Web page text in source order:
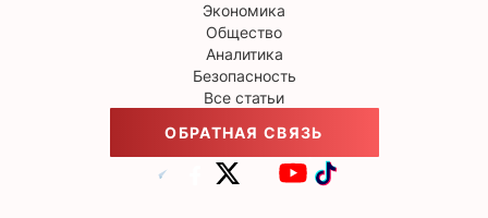
Экономика
Общество
Аналитика
Безопасность
Все статьи
ОБРАТНАЯ СВЯЗЬ